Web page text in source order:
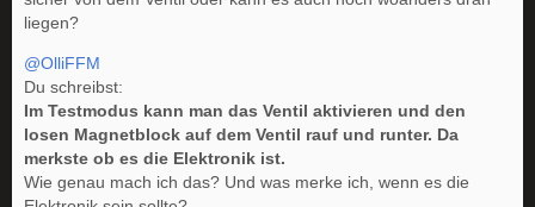
liegen?
@OlliFFM
Du schreibst:
Im Testmodus kann man das Ventil aktivieren und den
losen Magnetblock auf dem Ventil rauf und runter. Da
merkste ob es die Elektronik ist.
Wie genau mach ich das? Und was merke ich, wenn es die